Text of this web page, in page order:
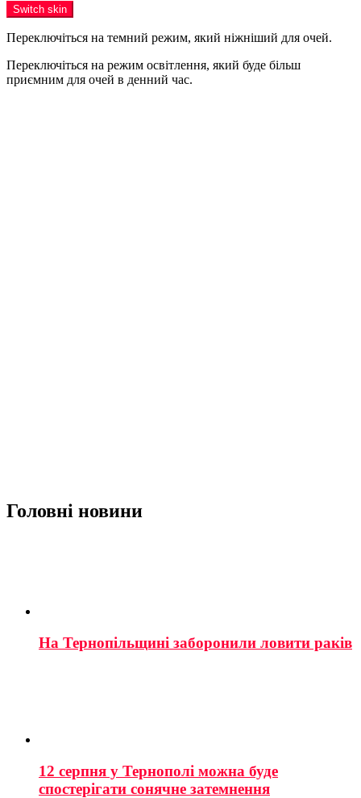
Switch skin
Переключіться на темний режим, який ніжніший для очей.
Переключіться на режим освітлення, який буде більш
приємним для очей в денний час.
Головні новини
На Тернопільщині заборонили ловити раків
12 серпня у Тернополі можна буде
спостерігати сонячне затемнення